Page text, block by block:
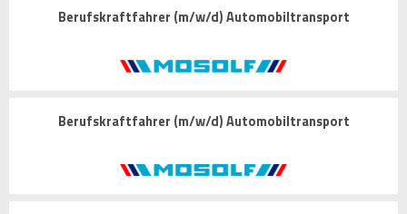
Berufskraftfahrer (m/w/d) Automobiltransport
Berufskraftfahrer (m/w/d) Automobiltransport